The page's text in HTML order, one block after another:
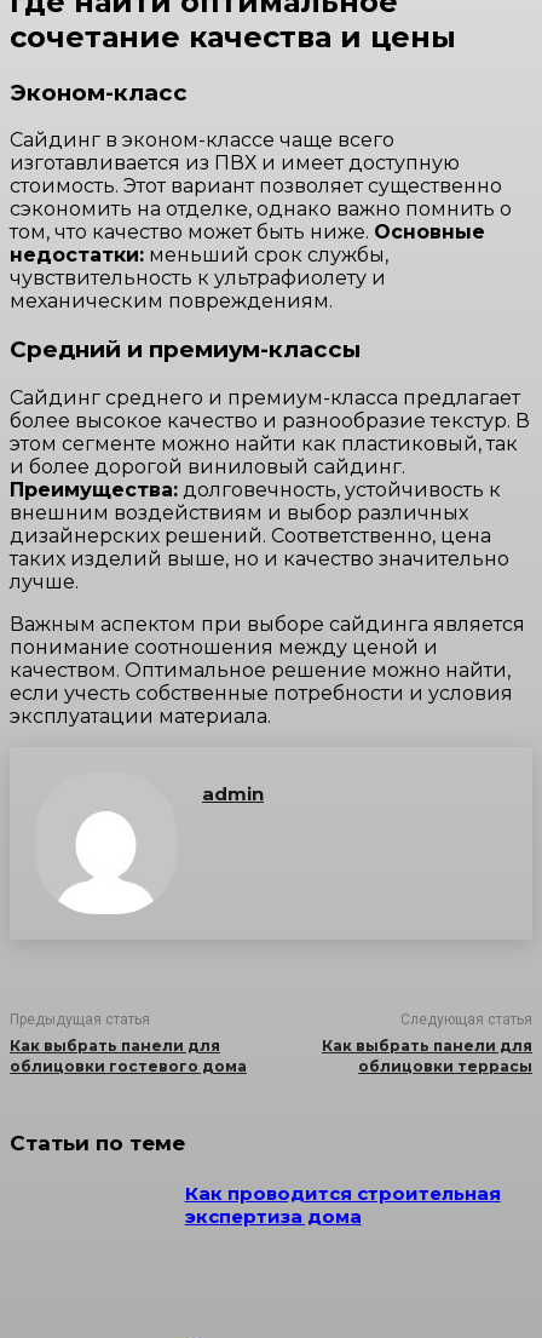
сочетание качества и цены
Эконом-класс
Сайдинг в эконом-классе чаще всего
изготавливается из ПВХ и имеет доступную
стоимость. Этот вариант позволяет существенно
сэкономить на отделке, однако важно помнить о
том, что качество может быть ниже. Основные
недостатки: меньший срок службы,
чувствительность к ультрафиолету и
механическим повреждениям.
Средний и премиум-классы
Сайдинг среднего и премиум-класса предлагает
более высокое качество и разнообразие текстур. В
этом сегменте можно найти как пластиковый, так
и более дорогой виниловый сайдинг.
Преимущества: долговечность, устойчивость к
внешним воздействиям и выбор различных
дизайнерских решений. Соответственно, цена
таких изделий выше, но и качество значительно
лучше.
Важным аспектом при выборе сайдинга является
понимание соотношения между ценой и
качеством. Оптимальное решение можно найти,
если учесть собственные потребности и условия
эксплуатации материала.
admin
Предыдущая статья
Как выбрать панели для
облицовки гостевого дома
Следующая статья
Как выбрать панели для
облицовки террасы
Статьи по теме
Как проводится строительная
экспертиза дома